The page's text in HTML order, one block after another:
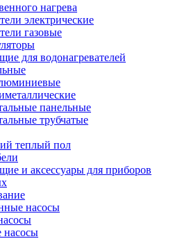
нагрева
электрические
газовые
для водонагревателей
панельные
трубчатые
теплый пол
и аксессуары для приборов
насосы